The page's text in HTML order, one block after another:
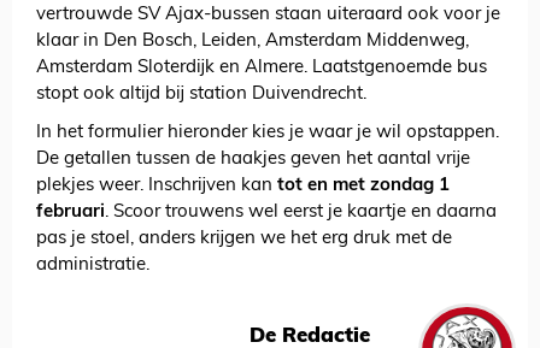
vertrouwde SV Ajax-bussen staan uiteraard ook voor je
klaar in Den Bosch, Leiden, Amsterdam Middenweg,
Amsterdam Sloterdijk en Almere. Laatstgenoemde bus
stopt ook altijd bij station Duivendrecht.
In het formulier hieronder kies je waar je wil opstappen.
De getallen tussen de haakjes geven het aantal vrije
plekjes weer. Inschrijven kan tot en met zondag 1
februari. Scoor trouwens wel eerst je kaartje en daarna
pas je stoel, anders krijgen we het erg druk met de
administratie.
De Redactie